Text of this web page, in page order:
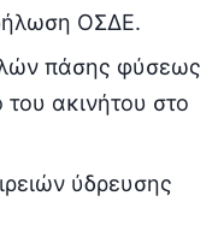
ΟΣΔΕ.
πάσης φύσεως
ακινήτου στο
ύδρευσης